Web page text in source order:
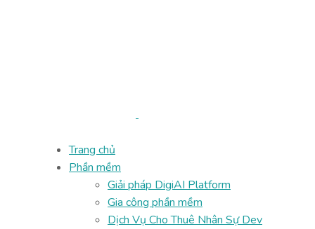
Trang chủ
Phần mềm
Giải pháp DigiAI Platform
Gia công phần mềm
Dịch Vụ Cho Thuê Nhân Sự Dev